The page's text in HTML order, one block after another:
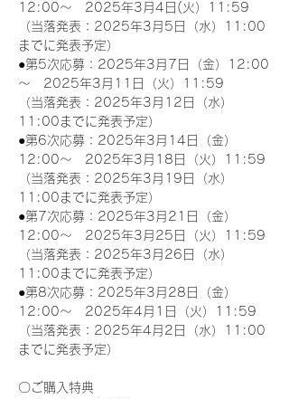
12:00～　2025年3月4日(火）11:59
（当落発表：2025年3月5日（水）11:00
までに発表予定）
●第5次応募：2025年3月7日（金）12:00
～　2025年3月11日（火）11:59
（当落発表：2025年3月12日（水）
11:00までに発表予定）
●第6次応募：2025年3月14日（金）
12:00～　2025年3月18日（火）11:59
（当落発表：2025年3月19日（水）
11:00までに発表予定）
●第7次応募：2025年3月21日（金）
12:00～　2025年3月25日（火）11:59
（当落発表：2025年3月26日（水）
11:00までに発表予定）
●第8次応募：2025年3月28日（金）
12:00～　2025年4月1日（火）11:59
（当落発表：2025年4月2日（水）11:00
までに発表予定）
〇ご購入特典